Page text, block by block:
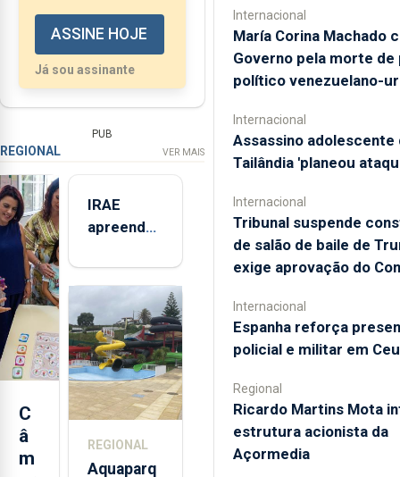
ASSINE HOJE
Já sou assinante
PUB
REGIONAL VER MAIS
C
â
m
IRAE
apreendeu
toneladas
de
alimentos
entre
2021 e
2025 nos
Açores
REGIONAL
Aquaparq
Internacional
María Corina Machado
Governo pela morte de
político venezuelano-
Internacional
Assassino adolescente
Tailândia 'planeou
Internacional
Tribunal suspende
de salão de baile de
exige aprovação do
Internacional
Espanha reforça
policial e militar em
Regional
Ricardo Martins Mota
estrutura acionista da
Açormedia